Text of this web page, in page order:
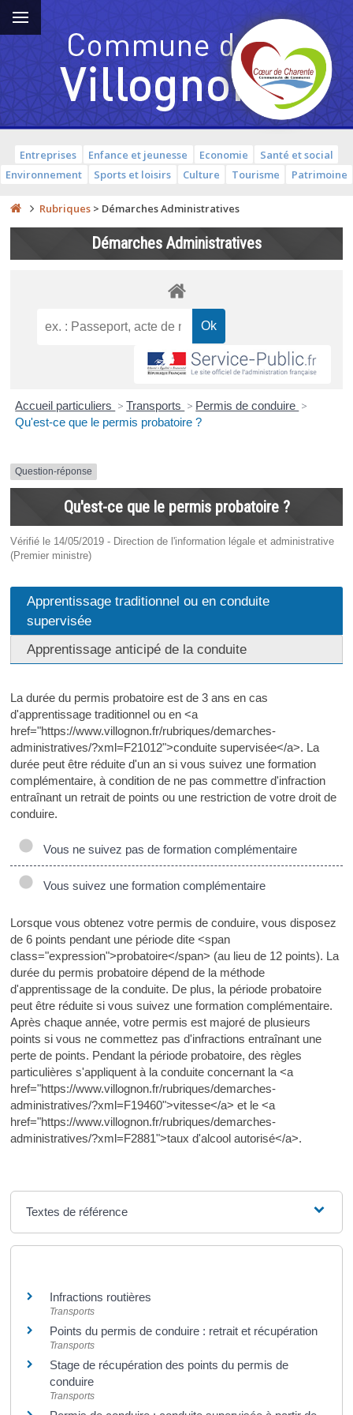
Entreprises Enfance et jeunesse Economie
Santé et social
Environnement
Sports et loisirs Culture Tourisme Patrimoine
Rubriques > Démarches Administratives
Démarches Administratives
Accueil particuliers > Transports > Permis de conduire >
Qu'est-ce que le permis probatoire ?
Question-réponse
Qu'est-ce que le permis probatoire ?
Vérifié le 14/05/2019 - Direction de l'information légale et administrative
(Premier ministre)
Apprentissage traditionnel ou en conduite
supervisée
Apprentissage anticipé de la conduite
La durée du permis probatoire est de 3 ans en cas
d'apprentissage traditionnel ou en <a
href="https://www.villognon.fr/rubriques/demarches-
administratives/?xml=F21012">conduite supervisée</a>. La
durée peut être réduite d'un an si vous suivez une formation
complémentaire, à condition de ne pas commettre d'infraction
entraînant un retrait de points ou une restriction de votre droit de
conduire.
Vous ne suivez pas de formation complémentaire
Vous suivez une formation complémentaire
Lorsque vous obtenez votre permis de conduire, vous disposez
de 6 points pendant une période dite <span
class="expression">probatoire</span> (au lieu de 12 points). La
durée du permis probatoire dépend de la méthode
d'apprentissage de la conduite. De plus, la période probatoire
peut être réduite si vous suivez une formation complémentaire.
Après chaque année, votre permis est majoré de plusieurs
points si vous ne commettez pas d'infractions entraînant une
perte de points. Pendant la période probatoire, des règles
particulières s'appliquent à la conduite concernant la <a
href="https://www.villognon.fr/rubriques/demarches-
administratives/?xml=F19460">vitesse</a> et le <a
href="https://www.villognon.fr/rubriques/demarches-
administratives/?xml=F2881">taux d'alcool autorisé</a>.
Textes de référence
Infractions routières
Transports
Points du permis de conduire : retrait et récupération
Transports
Stage de récupération des points du permis de
conduire
Transports